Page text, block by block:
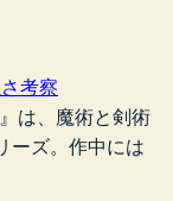
考察
は、魔術と剣術
ーズ。作中には